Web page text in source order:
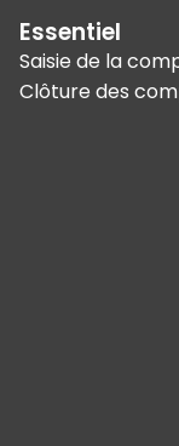
Essentiel
Saisie de la
Clôture des